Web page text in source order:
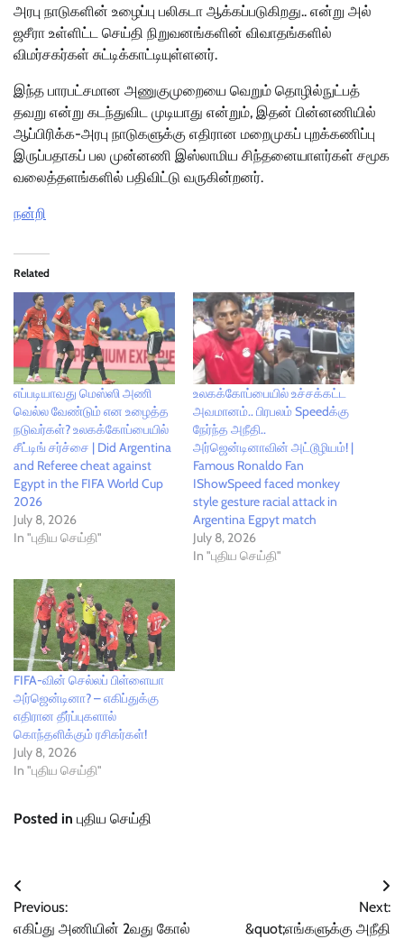
அரபு நாடுகளின் உழைப்பு பலிகடா ஆக்கப்படுகிறது.. என்று அல்
ஜசீரா உள்ளிட்ட செய்தி நிறுவனங்களின் விவாதங்களில்
விமர்சகர்கள் சுட்டிக்காட்டியுள்ளனர்.
இந்த பாரபட்சமான அணுகுமுறையை வெறும் தொழில்நுட்பத்
தவறு என்று கடந்துவிட முடியாது என்றும், இதன் பின்னணியில்
ஆப்பிரிக்க-அரபு நாடுகளுக்கு எதிரான மறைமுகப் புறக்கணிப்பு
இருப்பதாகப் பல முன்னணி இஸ்லாமிய சிந்தனையாளர்கள் சமூக
வலைத்தளங்களில் பதிவிட்டு வருகின்றனர்.
நன்றி
Related
எப்படியாவது மெஸ்ஸி அணி
வெல்ல வேண்டும் என உழைத்த
நடுவர்கள்? உலகக்கோப்பையில்
சீட்டிங் சர்ச்சை | Did Argentina
and Referee cheat against
Egypt in the FIFA World Cup
2026
July 8, 2026
In "புதிய செய்தி"
உலகக்கோப்பையில் உச்சக்கட்ட
அவமானம்.. பிரபலம் Speedக்கு
நேர்ந்த அநீதி..
அர்ஜென்டினாவின் அட்டூழியம்! |
Famous Ronaldo Fan
IShowSpeed faced monkey
style gesture racial attack in
Argentina Egpyt match
July 8, 2026
In "புதிய செய்தி"
FIFA-வின் செல்லப் பிள்ளையா
அர்ஜென்டினா? – எகிப்துக்கு
எதிரான தீர்ப்புகளால்
கொந்தளிக்கும் ரசிகர்கள்!
July 8, 2026
In "புதிய செய்தி"
Posted in புதிய செய்தி
Post
navigation
Previous:
எகிப்து அணியின் 2வது கோல்
Next:
&quot;எங்களுக்கு அநீதி